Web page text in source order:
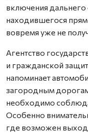
включения дальнего
находившегося
вовремя уже не
Агентство
и гражданской
напоминает
загородным
необходимо
Особенно
где возможен